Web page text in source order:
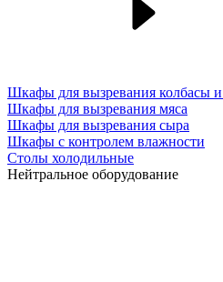
Шкафы для вызревания колбасы и
Шкафы для вызревания мяса
Шкафы для вызревания сыра
Шкафы с контролем влажности
Столы холодильные
Нейтральное оборудование